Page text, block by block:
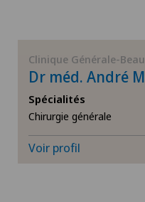
Déchirure des
Déchirure du ménisque
Dermatologie &
Clinique Générale-
Dr méd. André
Spécialités
Chirurgie générale
Voir profil